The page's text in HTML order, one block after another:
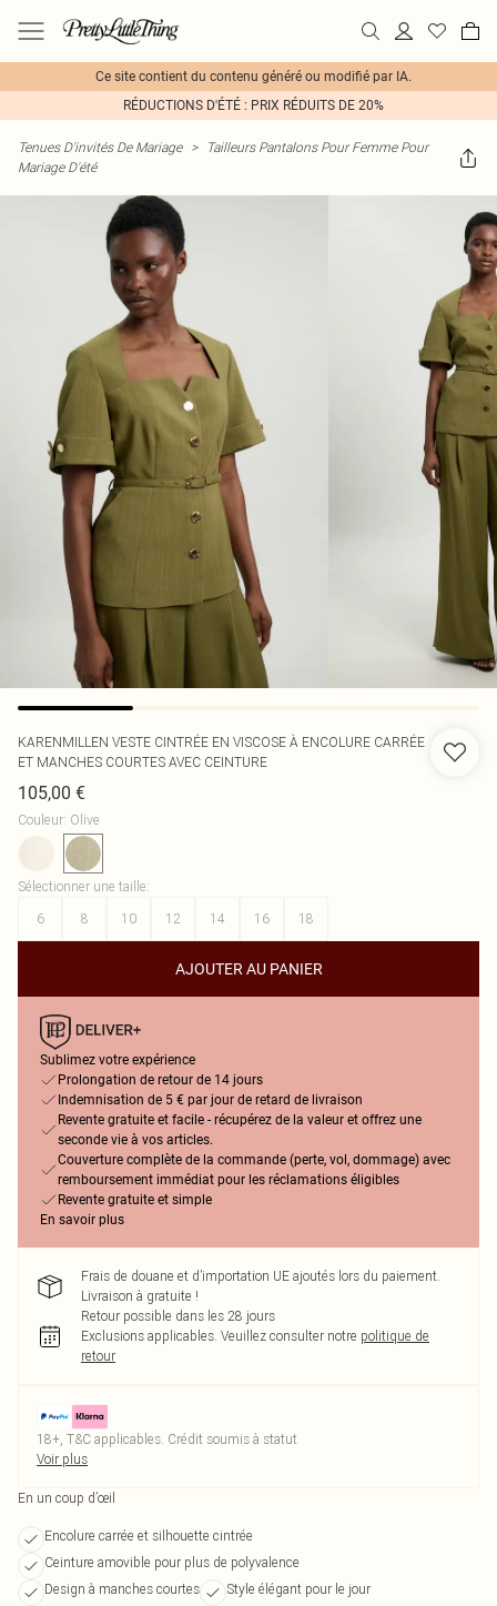
Ce site contient du contenu généré ou modifié par IA.
RÉDUCTIONS D'ÉTÉ : PRIX RÉDUITS DE 20%
Tenues D'invités De Mariage >
Tailleurs Pantalons Pour Femme Pour
Mariage D'été
KARENMILLEN VESTE CINTRÉE EN VISCOSE À ENCOLURE CARRÉE
ET MANCHES COURTES AVEC CEINTURE
105,00 €
Couleur: Olive
Sélectionner une taille:
6
8 10 12 14 16 18
AJOUTER AU PANIER
Sublimez votre expérience
Prolongation de retour de 14 jours
Indemnisation de 5 € par jour de retard de livraison
Revente gratuite et facile - récupérez de la valeur et offrez une
seconde vie à vos articles.
Couverture complète de la commande (perte, vol, dommage) avec
remboursement immédiat pour les réclamations éligibles
Revente gratuite et simple
En savoir plus
Frais de douane et d’importation UE ajoutés lors du paiement.
Livraison à gratuite !
Retour possible dans les 28 jours
Exclusions applicables. Veuillez consulter notre politique de
retour
18+, T&C applicables. Crédit soumis à statut
Voir plus
En un coup d’œil
Encolure carrée et silhouette cintrée
Ceinture amovible pour plus de polyvalence
Design à manches courtes
Style élégant pour le jour